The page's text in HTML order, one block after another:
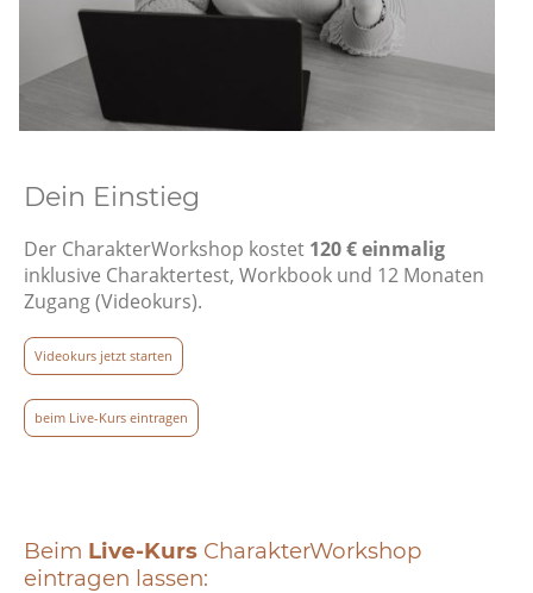
Dein Einstieg
Der CharakterWorkshop kostet 120 € einmalig
inklusive Charaktertest, Workbook und 12 Monaten
Zugang (Videokurs).
Videokurs jetzt starten
beim Live-Kurs eintragen
Beim Live-Kurs CharakterWorkshop
eintragen lassen: